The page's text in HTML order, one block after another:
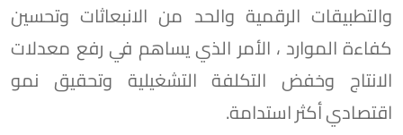
والتطبيقات الرقمية والحد من الانبعاثات وتحسين
كفاءة الموارد ، الأمر الذي يساهم في رفع معدلات
الانتاج وخفض التكلفة التشغيلية وتحقيق نمو
اقتصادي أكثر استدامة.